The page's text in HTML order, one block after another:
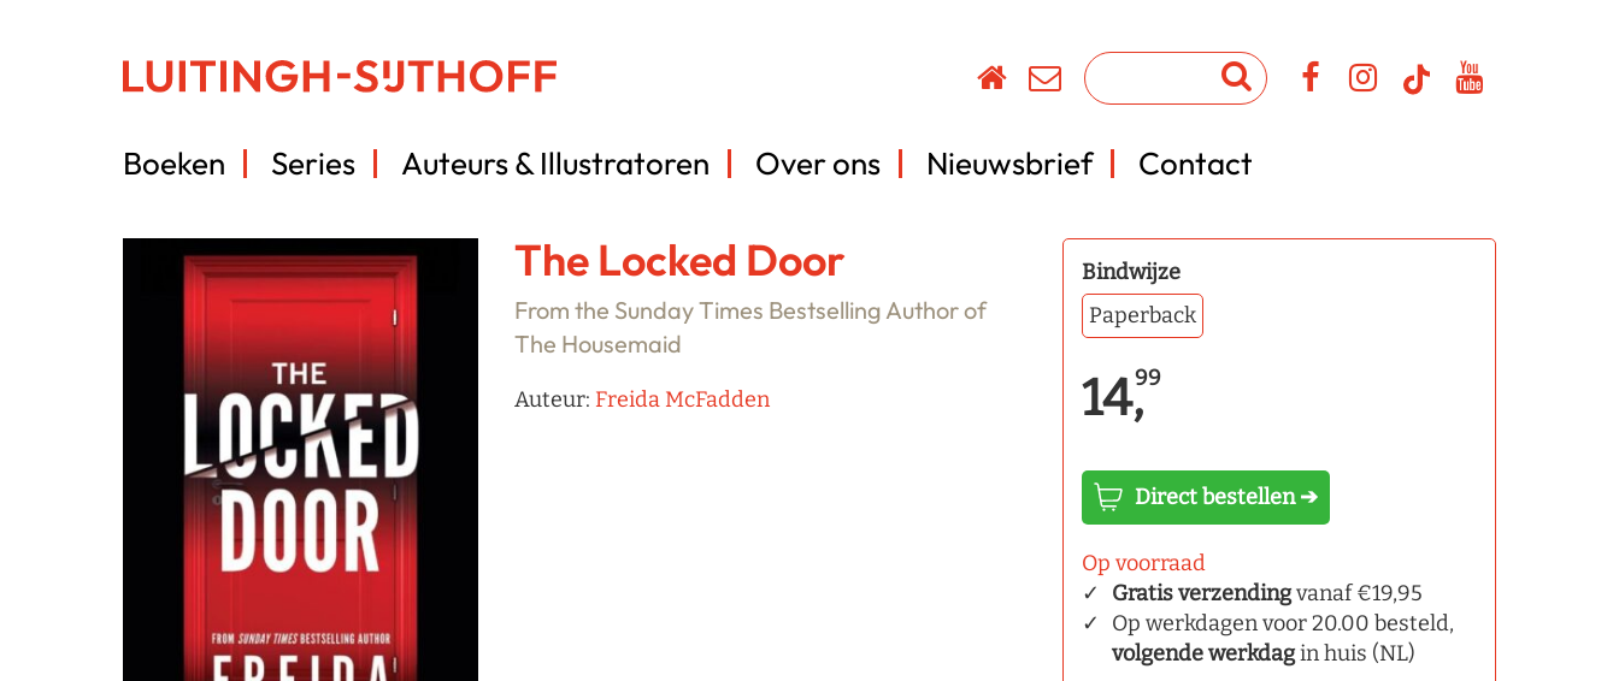
Boeken Series Auteurs & Illustratoren Over ons Nieuwsbrief Contact
The Locked Door
From the Sunday Times Bestselling Author of
The Housemaid
Auteur: Freida McFadden
Bindwijze
Paperback
14,99
Direct bestellen ➔
Op voorraad
Gratis verzendingvanaf €19,95
Op werkdagen voor 20.00 besteld,
volgende werkdagin huis (NL)